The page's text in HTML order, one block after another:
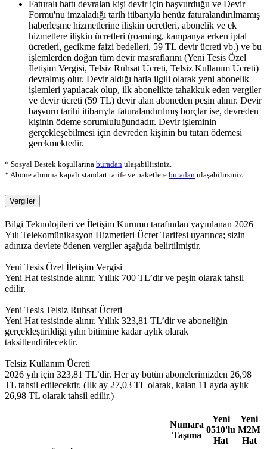
Faturalı hattı devralan kişi devir için başvurduğu ve Devir
Formu'nu imzaladığı tarih itibarıyla henüz faturalandırılmamış
haberleşme hizmetlerine ilişkin ücretleri, abonelik ve ek
hizmetlere ilişkin ücretleri (roaming, kampanya erken iptal
ücretleri, gecikme faizi bedelleri, 59 TL devir ücreti vb.) ve bu
işlemlerden doğan tüm devir masraflarını (Yeni Tesis Özel
İletişim Vergisi, Telsiz Ruhsat Ücreti, Telsiz Kullanım Ücreti)
devralmış olur. Devir aldığı hatla ilgili olarak yeni abonelik
işlemleri yapılacak olup, ilk abonelikte tahakkuk eden vergiler
ve devir ücreti (59 TL) devir alan aboneden peşin alınır. Devir
başvuru tarihi itibarıyla faturalandırılmış borçlar ise, devreden
kişinin ödeme sorumluluğundadır. Devir işleminin
gerçekleşebilmesi için devreden kişinin bu tutarı ödemesi
gerekmektedir.
* Sosyal Destek koşullarına buradan ulaşabilirsiniz.
* Abone alımına kapalı standart tarife ve paketlere buradan ulaşabilirsiniz.
Vergiler
Bilgi Teknolojileri ve İletişim Kurumu tarafından yayınlanan 2026
Yılı Telekomünikasyon Hizmetleri Ücret Tarifesi uyarınca; sizin
adınıza devlete ödenen vergiler aşağıda belirtilmiştir.
Yeni Tesis Özel İletişim Vergisi
Yeni Hat tesisinde alınır. Yıllık 700 TL’dir ve peşin olarak tahsil
edilir.
Yeni Tesis Telsiz Ruhsat Ücreti
Yeni Hat tesisinde alınır. Yıllık 323,81 TL’dir ve aboneliğin
gerçekleştirildiği yılın bitimine kadar aylık olarak
taksitlendirilecektir.
Telsiz Kullanım Ücreti
2026 yılı için 323,81 TL’dir. Her ay bütün abonelerimizden 26,98
TL tahsil edilecektir. (İlk ay 27,03 TL olarak, kalan 11 ayda aylık
26,98 TL olarak tahsil edilir.)
Numara
Taşıma
Yeni
0510'lu
Hat
Yeni
M2M
Hat